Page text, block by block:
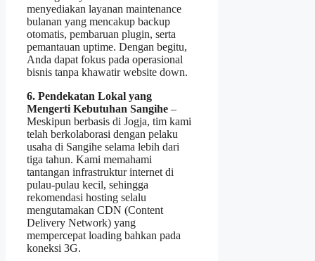
menyediakan layanan maintenance
bulanan yang mencakup backup
otomatis, pembaruan plugin, serta
pemantauan uptime. Dengan begitu,
Anda dapat fokus pada operasional
bisnis tanpa khawatir website down.
6. Pendekatan Lokal yang
Mengerti Kebutuhan Sangihe –
Meskipun berbasis di Jogja, tim kami
telah berkolaborasi dengan pelaku
usaha di Sangihe selama lebih dari
tiga tahun. Kami memahami
tantangan infrastruktur internet di
pulau-pulau kecil, sehingga
rekomendasi hosting selalu
mengutamakan CDN (Content
Delivery Network) yang
mempercepat loading bahkan pada
koneksi 3G.